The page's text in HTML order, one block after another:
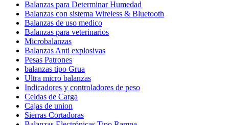
Balanzas para Determinar Humedad
Balanzas con sistema Wireless & Bluetooth
Balanzas de uso medico
Balanzas para veterinarios
Microbalanzas
Balanzas Anti explosivas
Pesas Patrones
balanzas tipo Grua
Ultra micro balanzas
Indicadores y controladores de peso
Celdas de Carga
Cajas de union
Sierras Cortadoras